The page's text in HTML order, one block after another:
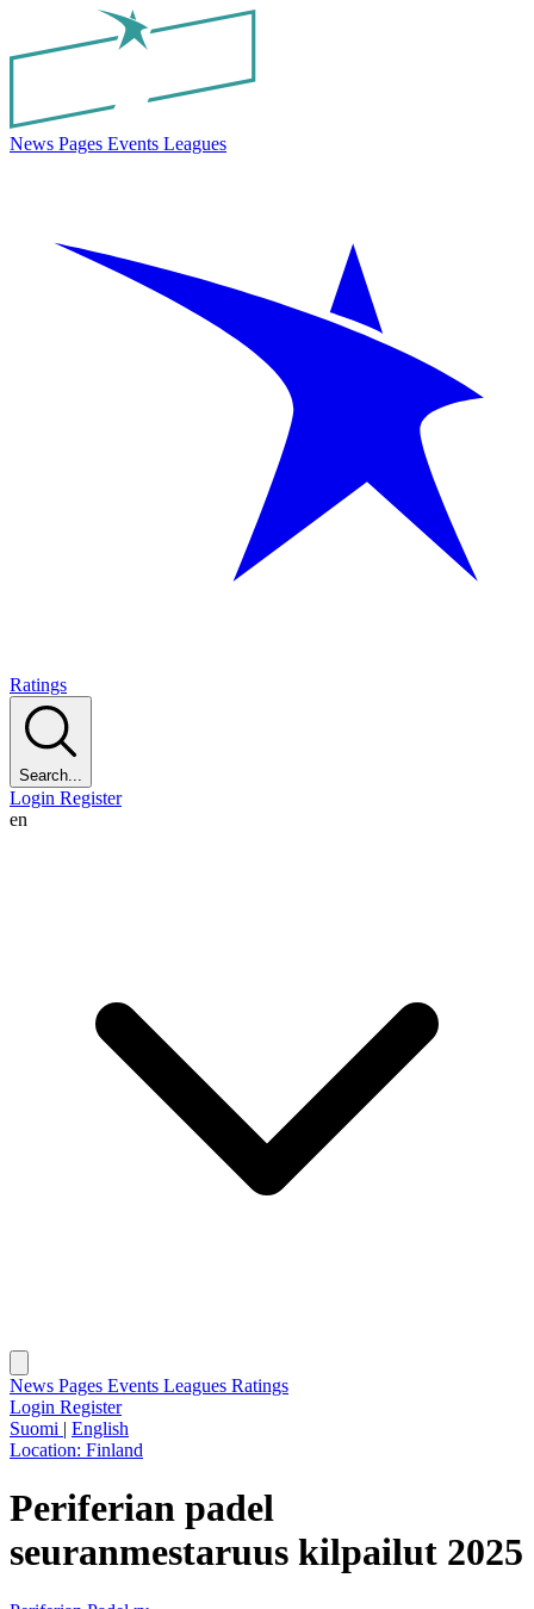
News Pages Events Leagues
Ratings
Search...
Login Register
en
News Pages Events Leagues Ratings
Login Register
Suomi | English
Location: Finland
Periferian padel
seuranmestaruus kilpailut 2025